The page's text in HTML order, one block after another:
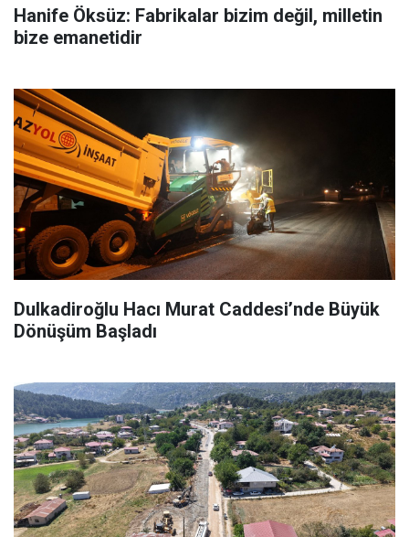
Hanife Öksüz: Fabrikalar bizim değil, milletin
bize emanetidir
Dulkadiroğlu Hacı Murat Caddesi’nde Büyük
Dönüşüm Başladı